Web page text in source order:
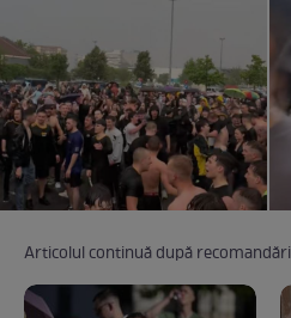
Articolul continuă după recomandări